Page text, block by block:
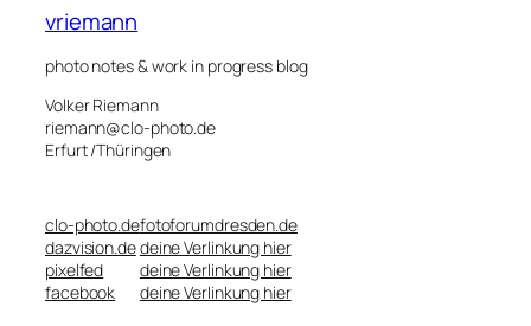
vriemann
photo notes & work in progress blog
Volker Riemann
riemann@clo-photo.de
Erfurt /Thüringen
clo-photo.de
dazvision.de
pixelfed
facebook
fotoforumdresden.de
deine Verlinkung hier
deine Verlinkung hier
deine Verlinkung hier